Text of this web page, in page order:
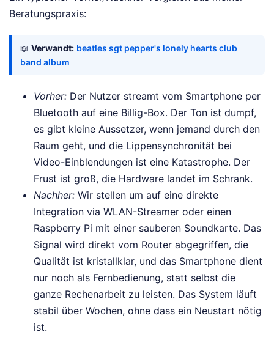
Beratungspraxis:
📖 Verwandt: beatles sgt pepper's lonely hearts club
band album
Vorher: Der Nutzer streamt vom Smartphone per
Bluetooth auf eine Billig-Box. Der Ton ist dumpf,
es gibt kleine Aussetzer, wenn jemand durch den
Raum geht, und die Lippensynchronität bei
Video-Einblendungen ist eine Katastrophe. Der
Frust ist groß, die Hardware landet im Schrank.
Nachher: Wir stellen um auf eine direkte
Integration via WLAN-Streamer oder einen
Raspberry Pi mit einer sauberen Soundkarte. Das
Signal wird direkt vom Router abgegriffen, die
Qualität ist kristallklar, und das Smartphone dient
nur noch als Fernbedienung, statt selbst die
ganze Rechenarbeit zu leisten. Das System läuft
stabil über Wochen, ohne dass ein Neustart nötig
ist.